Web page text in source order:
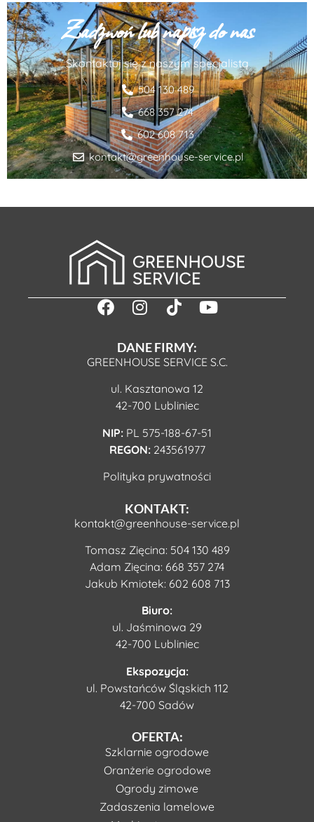
Zadzwoń lub napisz do nas
Skontaktuj się z naszym specjalistą
504 130 489
668 357 274
602 608 713
kontakt@greenhouse-service.pl
DANE FIRMY:
GREENHOUSE SERVICE S.C.
ul. Kasztanowa 12
42-700 Lubliniec
NIP: PL 575-188-67-51
REGON:243561977
Polityka prywatności
KONTAKT:
kontakt@greenhouse-service.pl
Tomasz Zięcina: 504 130 489
Adam Zięcina: 668 357 274
Jakub Kmiotek: 602 608 713
Biuro:
ul. Jaśminowa 29
42-700 Lubliniec
Ekspozycja:
ul. Powstańców Śląskich 112
42-700 Sadów
OFERTA:
Szklarnie ogrodowe
Oranżerie ogrodowe
Ogrody zimowe
Zadaszenia lamelowe